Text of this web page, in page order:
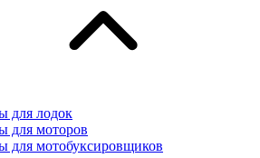
для лодок
для моторов
для мотобуксировщиков